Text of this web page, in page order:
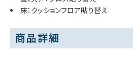
床：クッションフロア貼り替え
商品詳細